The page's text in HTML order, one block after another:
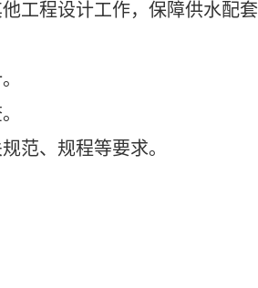
工程设计工作，保障供水配套
。
范、规程等要求。